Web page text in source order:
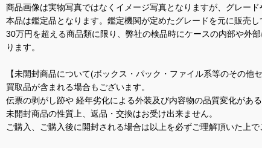
商品画像は実物写真ではなくイメージ写真となりますが、グレード
本品は鑑定品となります。鑑定機関が定めたグレードを元に販売
30万円を超える商品類に限り、弊社の検品時にケースの内部や外
ります。
【未開封商品について(ボックス・パック・ファイル系等のその他セ
買取品が含まれる場合もございます。
伝票の剥がし跡や 経年劣化による外装及び内容物の品質変化がある
未開封商品の性質上、返品・交換はお受け出来ません。
ご購入、ご購入後に開封される場合は以上を必ずご理解頂いた上で